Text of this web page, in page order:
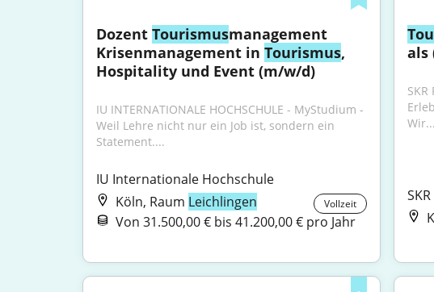
Dozent Tourismusmanagement
Krisenmanagement in Tourismus,
Hospitality und Event (m/w/d)
IU INTERNATIONALE HOCHSCHULE - MyStudium -
Weil Lehre nicht nur ein Job ist, sondern ein
Statement....
IU Internationale Hochschule
Köln, Raum Leichlingen Vollzeit
Von 31.500,00 € bis 41.200,00 € pro Jahr
als
Wir...